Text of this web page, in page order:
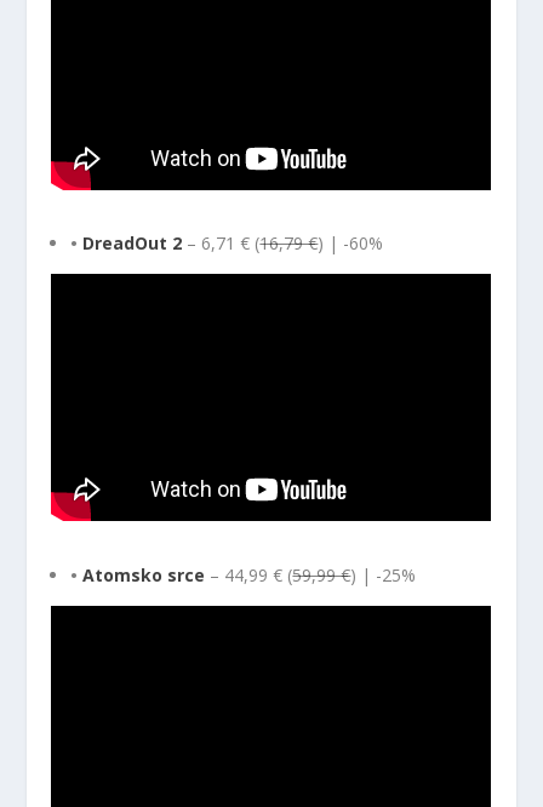
• DreadOut 2 – 6,71 € (16,79 €) | -60%
• Atomsko srce – 44,99 € (59,99 €) | -25%